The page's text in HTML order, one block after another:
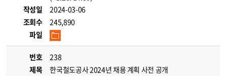
작성일
2024-03-06
조회수
245,890
파일
번호
238
제목
한국철도공사 2024년 채용 계획 사전 공개